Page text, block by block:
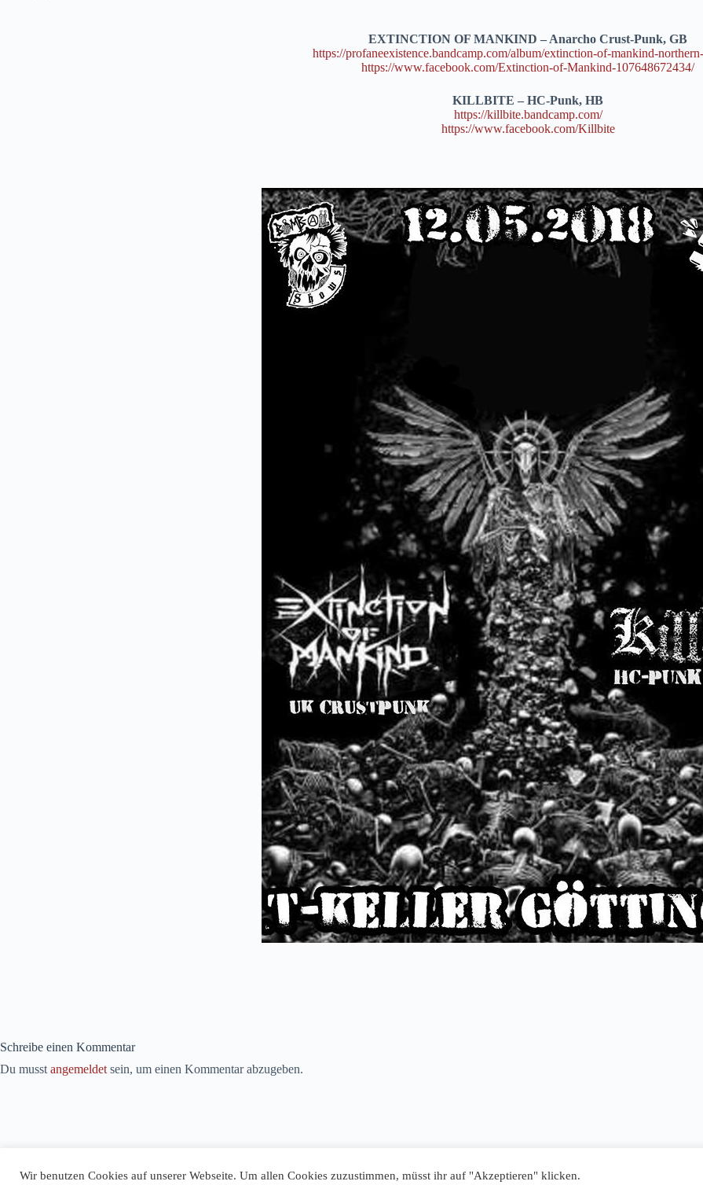
EXTINCTION OF MANKIND – Anarcho Crust-Punk, GB
https://profaneexistence.bandcamp.com/album/extinction-of-mankind-north
https://www.facebook.com/Extinction-of-Mankind-107648672434/
KILLBITE – HC-Punk, HB
https://killbite.bandcamp.com/
https://www.facebook.com/Killbite
Schreibe einen Kommentar
Du musst angemeldet sein, um einen Kommentar abzugeben.
Wir benutzen Cookies auf unserer Webseite. Um allen Cookies zuzustimmen, müsst ihr auf "Akzeptieren" klicken.